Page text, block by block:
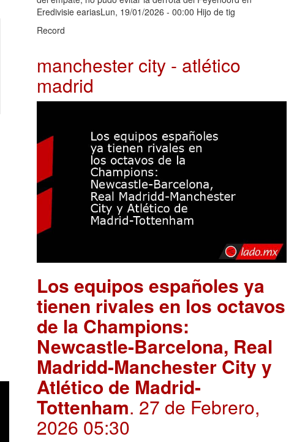
Eredivisie eariasLun, 19/01/2026 - 00:00 Hijo de tig
Record
manchester city - atlético
madrid
Los equipos españoles ya
tienen rivales en los octavos
de la Champions:
Newcastle-Barcelona, Real
Madridd-Manchester City y
Atlético de Madrid-
Tottenham. 27 de Febrero,
2026 05:30